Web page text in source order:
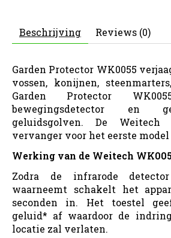
Beschrijving Reviews (0)
Garden Protector WK0055
vossen, konijnen,
Garden Protector
bewegingsdetector en
geluidsgolven. De
vervanger voor het eerste model
Werking van de Weitech
Zodra de infrarode
waarneemt schakelt het
seconden in. Het toestel
geluid* af waardoor de
locatie zal verlaten.